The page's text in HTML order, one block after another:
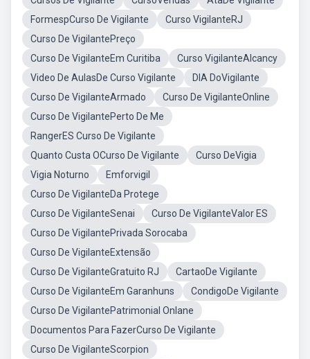
FormespCurso De Vigilante
Curso VigilanteRJ
Curso De VigilantePreço
Curso De VigilanteEm Curitiba
Curso VigilanteAlcancy
Video De AulasDe Curso Vigilante
DIA DoVigilante
Curso De VigilanteArmado
Curso De VigilanteOnline
Curso De VigilantePerto De Me
RangerES Curso De Vigilante
Quanto Custa OCurso De Vigilante
Curso DeVigia
Vigia Noturno
Emforvigil
Curso De VigilanteDa Protege
Curso De VigilanteSenai
Curso De VigilanteValor ES
Curso De VigilantePrivada Sorocaba
Curso De VigilanteExtensão
Curso De VigilanteGratuito RJ
CartaoDe Vigilante
Curso De VigilanteEm Garanhuns
CondigoDe Vigilante
Curso De VigilantePatrimonial Onlane
Documentos Para FazerCurso De Vigilante
Curso De VigilanteScorpion